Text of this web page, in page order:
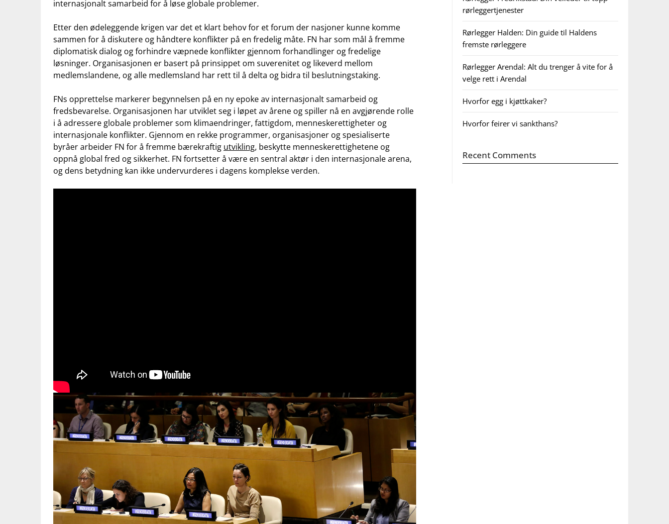
internasjonalt samarbeid for å løse globale problemer.
Etter den ødeleggende krigen ⁢var det et klart behov for et forum der nasjoner ​kunne ⁤komme
sammen for å diskutere og håndtere konflikter på en fredelig måte. FN har‍ som mål å fremme
diplomatisk‌ dialog og forhindre væpnede konflikter gjennom forhandlinger og fredelige
løsninger. ⁤Organisasjonen er basert på prinsippet ⁣om suverenitet og likeverd‍ mellom
medlemslandene, og alle medlemsland har rett til å delta og bidra​ til beslutningstaking.
FNs⁢ opprettelse ‌markerer begynnelsen på en ⁤ny epoke av internasjonalt samarbeid og
fredsbevarelse. Organisasjonen har ‌utviklet​ seg ​i løpet av årene og spiller nå en avgjørende rolle
⁢i å adressere globale problemer som klimaendringer, fattigdom, menneskerettigheter og‍
internasjonale konflikter. ⁢Gjennom en rekke ‌programmer,‌ organisasjoner og spesialiserte
byråer arbeider FN⁢ for⁢ å fremme bærekraftig utvikling, ⁣beskytte menneskerettighetene og
oppnå global ⁤fred og sikkerhet. ⁤FN fortsetter å ‍være en sentral aktør i​ den internasjonale arena,
og dens betydning kan ikke undervurderes i dagens komplekse⁤ verden.
rørleggertjenester
Rørlegger Halden: Din guide til Haldens
fremste rørleggere
Rørlegger Arendal: Alt du trenger å vite for å
velge rett i Arendal
Hvorfor egg i kjøttkaker?
Hvorfor feirer vi sankthans?
Recent Comments